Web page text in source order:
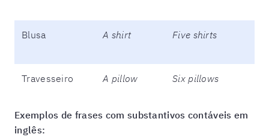
Blusa A shirt Five shirts
Travesseiro A pillow Six pillows
Exemplos de frases com substantivos contáveis em
inglês: